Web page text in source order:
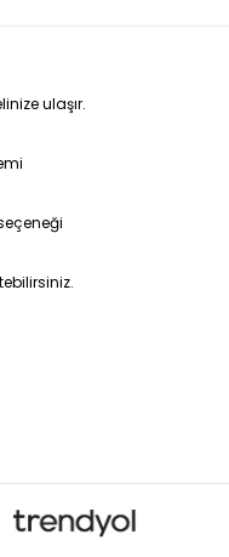
ulaşır.